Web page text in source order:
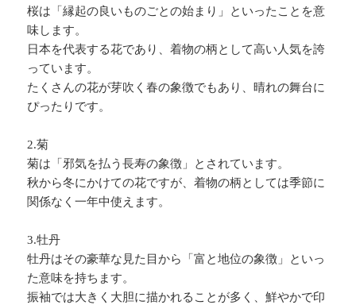
桜は「縁起の良いものごとの始まり」といったことを意
味します。
日本を代表する花であり、着物の柄として高い人気を誇
っています。
たくさんの花が芽吹く春の象徴でもあり、晴れの舞台に
ぴったりです。
2.菊
菊は「邪気を払う長寿の象徴」とされています。
秋から冬にかけての花ですが、着物の柄としては季節に
関係なく一年中使えます。
3.牡丹
牡丹はその豪華な見た目から「富と地位の象徴」といっ
た意味を持ちます。
振袖では大きく大胆に描かれることが多く、鮮やかで印